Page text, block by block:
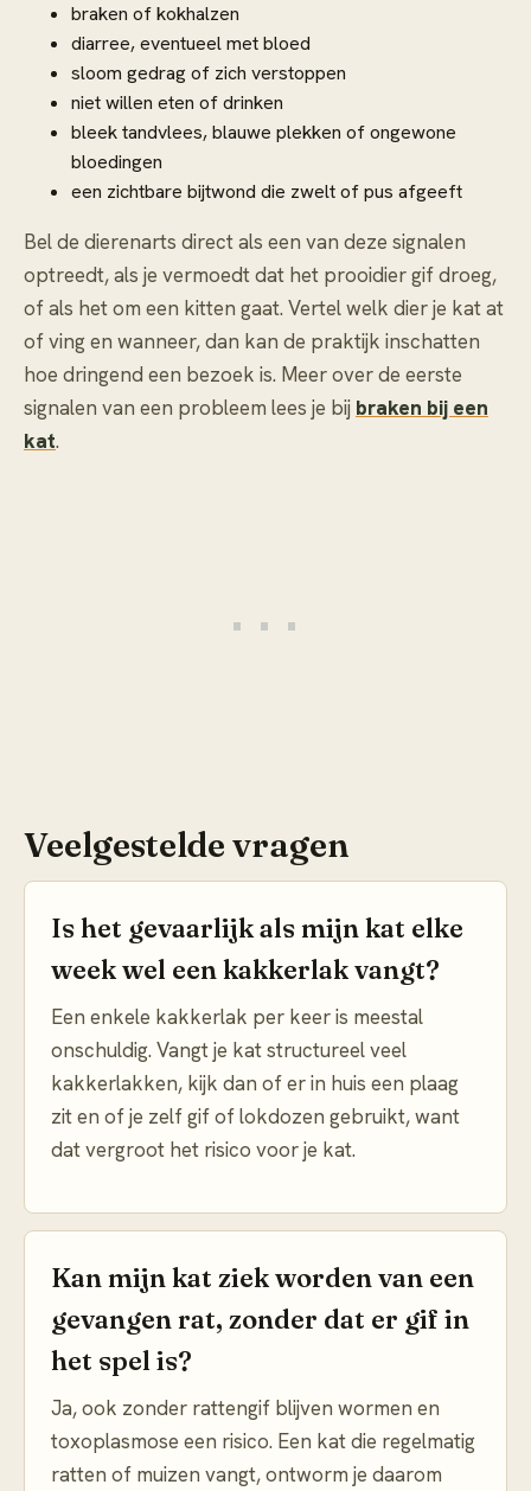
braken of kokhalzen
diarree, eventueel met bloed
sloom gedrag of zich verstoppen
niet willen eten of drinken
bleek tandvlees, blauwe plekken of ongewone
bloedingen
een zichtbare bijtwond die zwelt of pus afgeeft
Bel de dierenarts direct als een van deze signalen
optreedt, als je vermoedt dat het prooidier gif droeg,
of als het om een kitten gaat. Vertel welk dier je kat at
of ving en wanneer, dan kan de praktijk inschatten
hoe dringend een bezoek is. Meer over de eerste
signalen van een probleem lees je bij braken bij een
kat.
Veelgestelde vragen
Is het gevaarlijk als mijn kat elke
week wel een kakkerlak vangt?
Een enkele kakkerlak per keer is meestal
onschuldig. Vangt je kat structureel veel
kakkerlakken, kijk dan of er in huis een plaag
zit en of je zelf gif of lokdozen gebruikt, want
dat vergroot het risico voor je kat.
Kan mijn kat ziek worden van een
gevangen rat, zonder dat er gif in
het spel is?
Ja, ook zonder rattengif blijven wormen en
toxoplasmose een risico. Een kat die regelmatig
ratten of muizen vangt, ontworm je daarom